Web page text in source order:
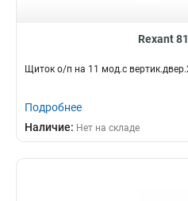
Rexant
Щиток о/п на 11 мод.с
Подробнее
Наличие: Нет на складе